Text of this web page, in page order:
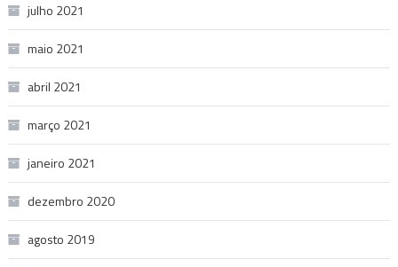
julho 2021
maio 2021
abril 2021
março 2021
janeiro 2021
dezembro 2020
agosto 2019